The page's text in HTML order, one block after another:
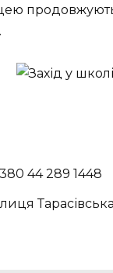
44 289 1448
Тарасівська,